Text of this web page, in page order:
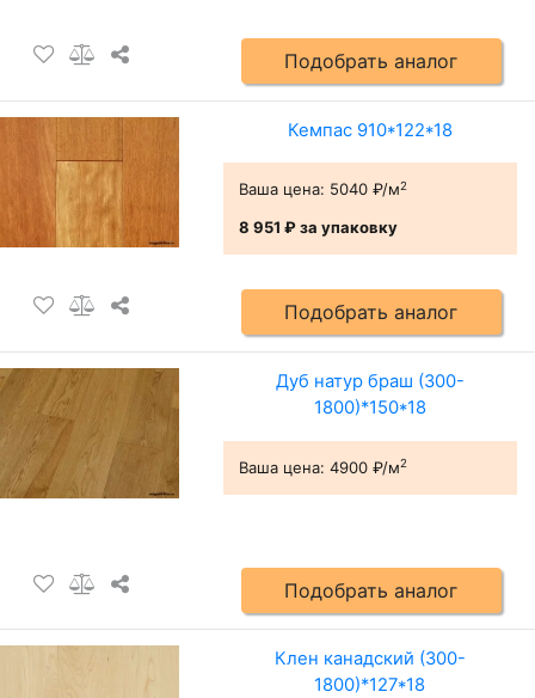
Подобрать аналог
Кемпас 910*122*18
Ваша цена: 5040 ₽/м2
8 951 ₽за упаковку
Подобрать аналог
Дуб натур браш (300-
1800)*150*18
Ваша цена: 4900 ₽/м2
Подобрать аналог
Клен канадский (300-
1800)*127*18